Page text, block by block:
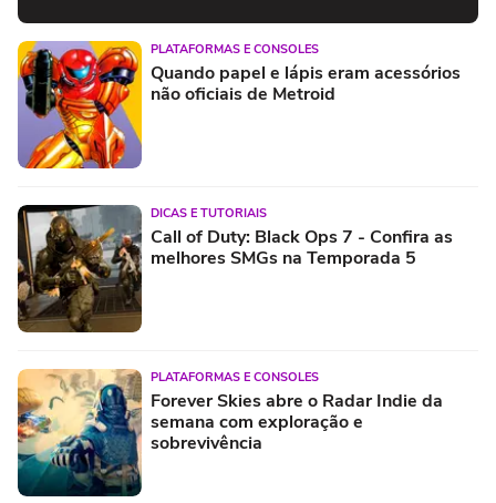
PLATAFORMAS E CONSOLES
Quando papel e lápis eram acessórios
não oficiais de Metroid
DICAS E TUTORIAIS
Call of Duty: Black Ops 7 - Confira as
melhores SMGs na Temporada 5
PLATAFORMAS E CONSOLES
Forever Skies abre o Radar Indie da
semana com exploração e
sobrevivência